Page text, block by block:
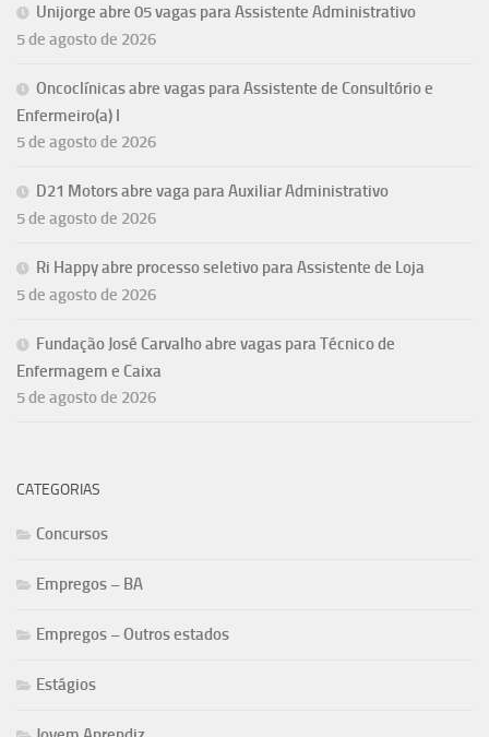
Unijorge abre 05 vagas para Assistente Administrativo
5 de agosto de 2026
Oncoclínicas abre vagas para Assistente de Consultório e
Enfermeiro(a) I
5 de agosto de 2026
D21 Motors abre vaga para Auxiliar Administrativo
5 de agosto de 2026
Ri Happy abre processo seletivo para Assistente de Loja
5 de agosto de 2026
Fundação José Carvalho abre vagas para Técnico de
Enfermagem e Caixa
5 de agosto de 2026
CATEGORIAS
Concursos
Empregos – BA
Empregos – Outros estados
Estágios